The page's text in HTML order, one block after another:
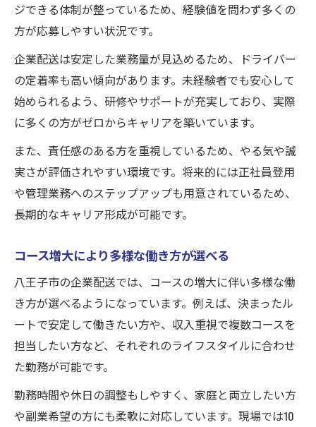
ジできる体制が整っているため、経験値を問わず多くの
方が応募しやすい状況です。
企業配送は安定した業務量が見込めるため、ドライバー
の定着率も高い傾向があります。未経験者でも安心して
始められるよう、研修やサポートが充実しており、実際
に多くの方がゼロからキャリアを築いています。
また、責任感のある方を重視しているため、やる気や誠
実さが評価されやすい環境です。将来的には正社員登用
や管理業務へのステップアップも用意されているため、
長期的なキャリア形成が可能です。
コース増大により多様な働き方が選べる
八王子市の企業配送では、コースの増大に伴い多様な働
き方が選べるようになっています。例えば、決まったル
ートで安定して働きたい方や、収入重視で複数コースを
担当したい方など、それぞれのライフスタイルに合わせ
た勤務が可能です。
勤務時間や休日の調整もしやすく、家庭と両立したい方
や副業希望の方にも柔軟に対応しています。現場では10